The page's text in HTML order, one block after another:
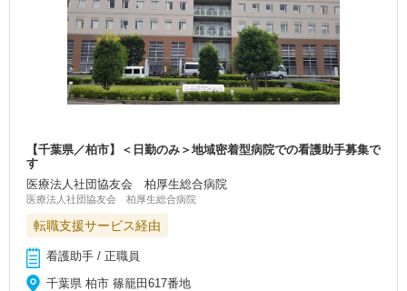
【千葉県／柏市】＜日勤のみ＞地域密着型病院での看護助手募集で
す
医療法人社団協友会 柏厚生総合病院
医療法人社団協友会 柏厚生総合病院
転職支援サービス経由
看護助手 / 正職員
千葉県 柏市 篠籠田617番地